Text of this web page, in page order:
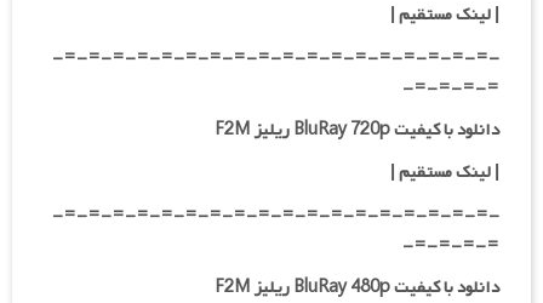
|لینک مستقیم|
-=-=-=-=-=-=-=-=-=-=-=-=-=-=-=-=-=-=-
=-=-=-=-
دانلود با کیفیت BluRay 720p ریلیز F2M
| لینک مستقیم|
-=-=-=-=-=-=-=-=-=-=-=-=-=-=-=-=-=-=-
=-=-=-=-
دانلود با کیفیت BluRay 480p ریلیز F2M